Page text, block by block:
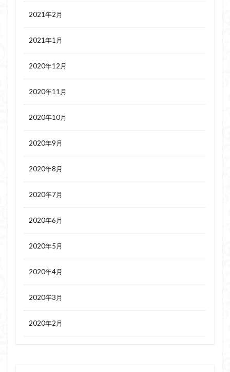
2021年2月
2021年1月
2020年12月
2020年11月
2020年10月
2020年9月
2020年8月
2020年7月
2020年6月
2020年5月
2020年4月
2020年3月
2020年2月